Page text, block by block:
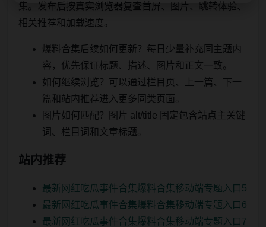
集。发布后按真实浏览器复查首屏、图片、跳转体验、
相关推荐和加载速度。
爆料合集后续如何更新？每日少量补充同主题内
容，优先保证标题、描述、图片和正文一致。
如何继续浏览？可以通过栏目页、上一篇、下一
篇和站内推荐进入更多同类页面。
图片如何匹配？图片 alt/title 固定包含站点主关键
词、栏目词和文章标题。
站内推荐
最新网红吃瓜事件合集爆料合集移动端专题入口5
最新网红吃瓜事件合集爆料合集移动端专题入口6
最新网红吃瓜事件合集爆料合集移动端专题入口7